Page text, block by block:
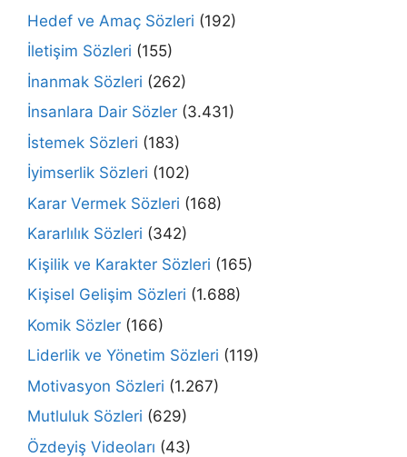
Hedef ve Amaç Sözleri (192)
İletişim Sözleri (155)
İnanmak Sözleri (262)
İnsanlara Dair Sözler (3.431)
İstemek Sözleri (183)
İyimserlik Sözleri (102)
Karar Vermek Sözleri (168)
Kararlılık Sözleri (342)
Kişilik ve Karakter Sözleri (165)
Kişisel Gelişim Sözleri (1.688)
Komik Sözler (166)
Liderlik ve Yönetim Sözleri (119)
Motivasyon Sözleri (1.267)
Mutluluk Sözleri (629)
Özdeyiş Videoları (43)